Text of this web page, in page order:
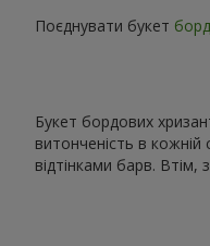
Поєднувати букет
Букет бордових
витонченість в
відтінками барв.